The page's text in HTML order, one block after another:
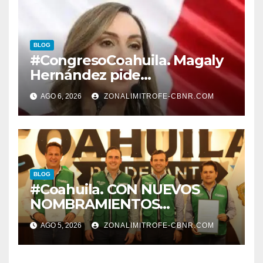
BLOG
#CongresoCoahuila. Magaly
Hernández pide
desconegelar LEY QUE TIENE
QUE VER CON LA
PROTECCION DE
TRABAJADORES DE LA
EDUCACION.
AGO 6, 2026 ZONALIMITROFE-CBNR.COM
BLOG
#Coahuila. CON NUEVOS
NOMBRAMIENTOS
FORTALECE GOBERNADOR
GABINETE
AGO 5, 2026 ZONALIMITROFE-CBNR.COM